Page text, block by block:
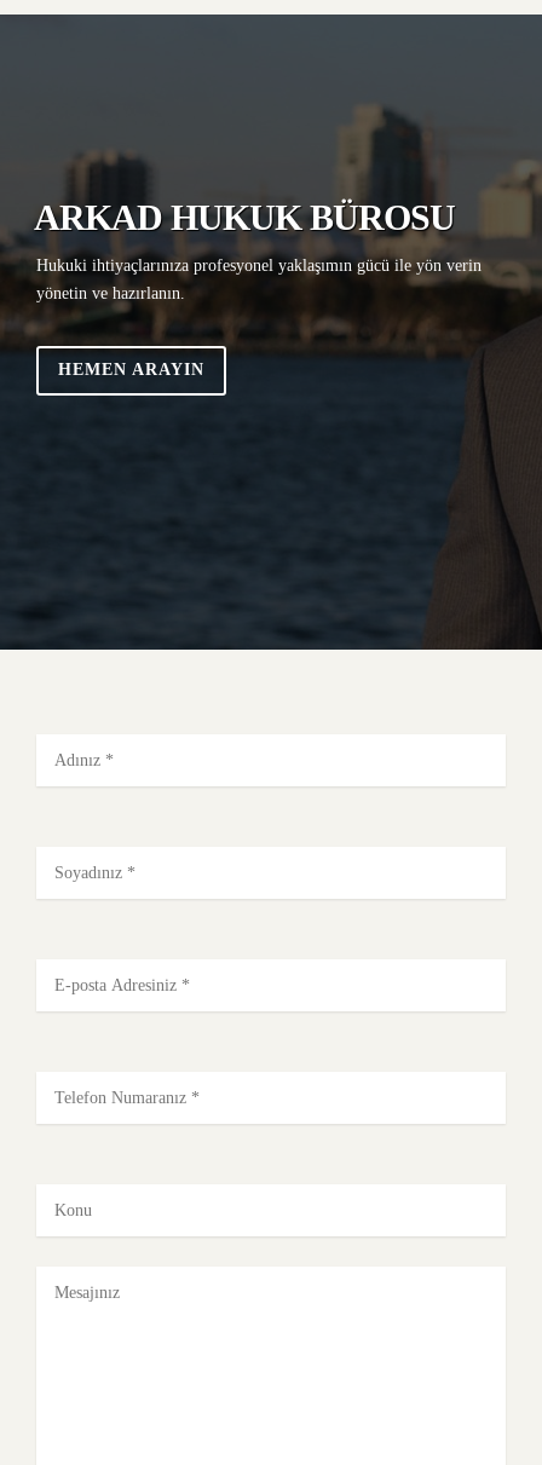
ARKAD HUKUK BÜROSU
Hukuki ihtiyaçlarınıza profesyonel yaklaşımın gücü ile yön verin
yönetin ve hazırlanın.
HEMEN ARAYIN